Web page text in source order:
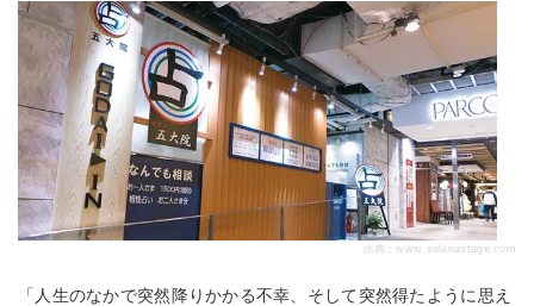
出典：www.solariastage.com
「人生のなかで突然降りかかる不幸、そして突然得たように思え